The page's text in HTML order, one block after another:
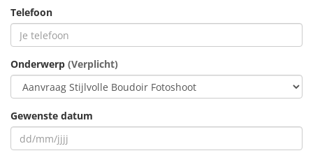
Telefoon
Onderwerp (Verplicht)
Gewenste datum